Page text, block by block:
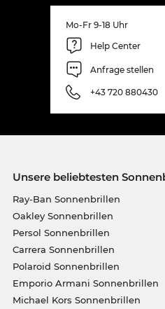
Mo-Fr 9-18 Uhr
Help Center
Anfrage stellen
+43 720 880430
Unsere beliebtesten
Ray-Ban Sonnenbrillen
Oakley Sonnenbrillen
Persol Sonnenbrillen
Carrera Sonnenbrillen
Polaroid Sonnenbrillen
Emporio Armani Sonnenbrillen
Michael Kors Sonnenbrillen